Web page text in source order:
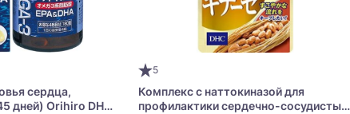
сердца,
дней) Orihiro DHA
5
Комплекс с наттокиназой для
профилактики сердечно-сосудистых